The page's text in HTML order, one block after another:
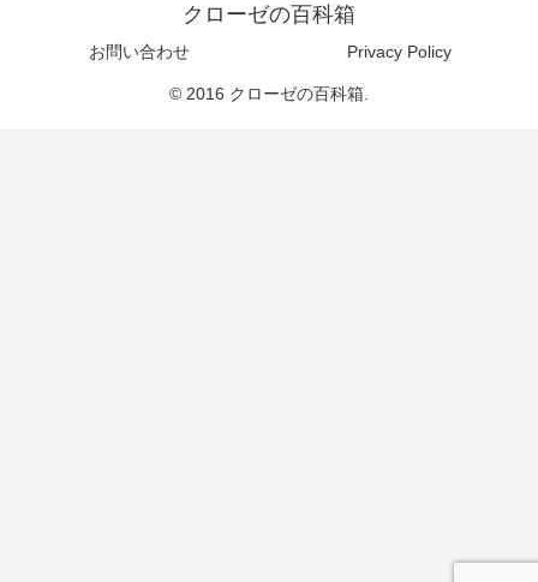
クローゼの百科箱
お問い合わせ Privacy Policy
© 2016 クローゼの百科箱.